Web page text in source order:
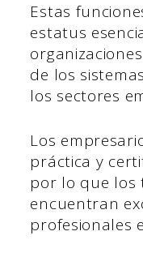
Estas
estatus
de los
los sectores
Los
práctica y
por lo que los
encuentran
profesionales